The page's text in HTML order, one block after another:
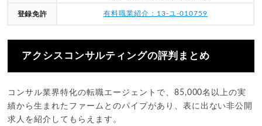
登録免許 有料職業紹介：13-ユ-010759
アクシスコンサルティングの評判まとめ
コンサル業界特化の転職エージェントで、85,000名以上の実
績から生まれたファームとのパイプがあり、表に出ない非公開
求人を紹介してもらえます。